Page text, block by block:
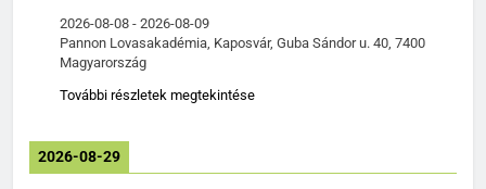
2026-08-08 - 2026-08-09
Pannon Lovasakadémia, Kaposvár, Guba Sándor u. 40, 7400
Magyarország
További részletek megtekintése
2026-08-29